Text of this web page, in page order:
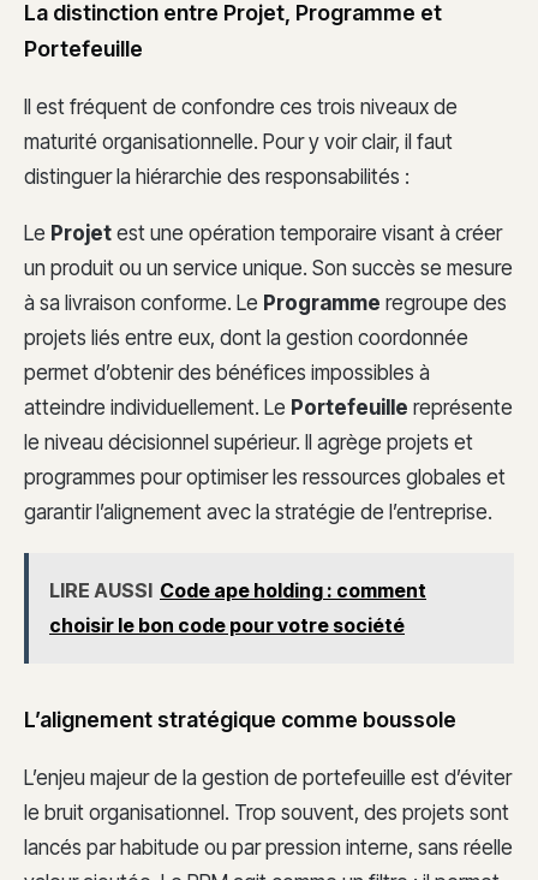
La distinction entre Projet, Programme et
Portefeuille
Il est fréquent de confondre ces trois niveaux de
maturité organisationnelle. Pour y voir clair, il faut
distinguer la hiérarchie des responsabilités :
Le Projet est une opération temporaire visant à créer
un produit ou un service unique. Son succès se mesure
à sa livraison conforme. Le Programme regroupe des
projets liés entre eux, dont la gestion coordonnée
permet d’obtenir des bénéfices impossibles à
atteindre individuellement. Le Portefeuille représente
le niveau décisionnel supérieur. Il agrège projets et
programmes pour optimiser les ressources globales et
garantir l’alignement avec la stratégie de l’entreprise.
LIRE AUSSI Code ape holding : comment
choisir le bon code pour votre société
L’alignement stratégique comme boussole
L’enjeu majeur de la gestion de portefeuille est d’éviter
le bruit organisationnel. Trop souvent, des projets sont
lancés par habitude ou par pression interne, sans réelle